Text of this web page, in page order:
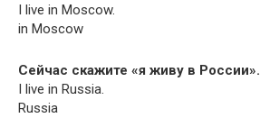
I live in Moscow.
in Moscow
Сейчас скажите «я живу в России».
I live in Russia.
Russia